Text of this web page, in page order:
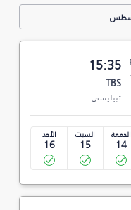
15:35
TBS
تبيليسي
الجمعة
14
السبت
15
الأحد
16